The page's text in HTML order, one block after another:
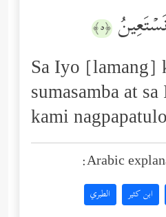
﴿٥﴾
Sa Iyo [lamang]
sumasamba at
kami
Arabic
ابن كثير الطبري